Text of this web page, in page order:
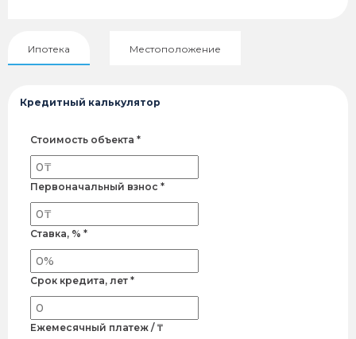
Ипотека Местоположение
Кредитный калькулятор
Стоимость объекта *
Первоначальный взнос *
Ставка, % *
Срок кредита, лет *
Ежемесячный платеж / ₸